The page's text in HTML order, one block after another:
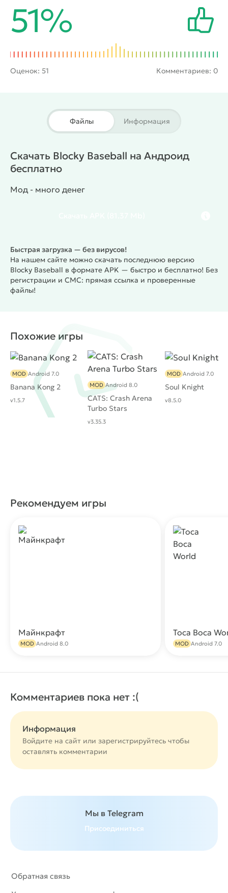
стадионах, так и на нетривиальных локациях
вроде джунглей или замерзшего озера. В роли
бейсболистов тут выступят классические
спортсмены и другие колоритные персонажи.
51%
Оценок: 51 Комментариев: 0
Файлы Информация
Скачать Blocky Baseball на Андроид
бесплатно
Мод - много денег
Быстрая загрузка — без вирусов!
На нашем сайте можно скачать последнюю версию
Blocky Baseball в формате APK — быстро и бесплатно! Без
регистрации и СМС: прямая ссылка и проверенные
файлы!
Похожие игры
Banana Kong 2
MOD Android 7.0
v1.5.7
CATS: Crash Arena
Turbo Stars
MOD Android 8.0
v3.35.3
Soul Knight
MOD Android 7.0
v8.5.0
Рекомендуем игры
Майнкрафт
MOD Android 8.0
Toca Boca
MOD Android 7.0
Комментариев пока нет :(
Информация
Войдите на сайт или зарегистрируйтесь чтобы
оставлять комментарии
Мы в Telegram
Присоединиться
Обратная связь